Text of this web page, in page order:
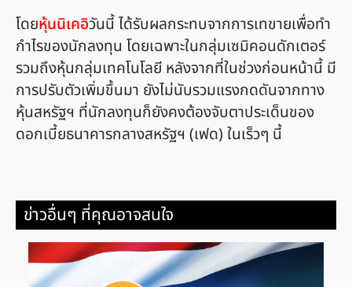
โดยหุ้นนิเคอิวันนี้ ได้รับผลกระทบจากการเทขายเพื่อทำ
กำไรของนักลงทุน โดยเฉพาะในกลุ่มเซมิคอนดักเตอร์
รวมถึงหุ้นกลุ่มเทคโนโลยี หลังจากที่ในช่วงก่อนหน้านี้ มี
การปรับตัวเพิ่มขึ้นมา ยังไม่นับรวมแรงกดดันจากทาง
หุ้นสหรัฐฯ ที่นักลงทุนก็ยังคงต้องจับตาประเด็นของ
ดอกเบี้ยธนาคารกลางสหรัฐฯ (เฟด) ในเร็วๆ นี้
ข่าวอื่นๆ ที่คุณอาจสนใจ